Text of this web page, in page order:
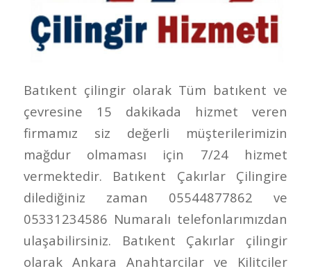
Batıkent çilingir olarak Tüm batıkent ve
çevresine 15 dakikada hizmet veren
firmamız siz değerli müşterilerimizin
mağdur olmaması için 7/24 hizmet
vermektedir. Batıkent Çakırlar Çilingire
dilediğiniz zaman 05544877862 ve
05331234586 Numaralı telefonlarımızdan
ulaşabilirsiniz. Batıkent Çakırlar çilingir
olarak Ankara Anahtarcilar ve Kilitciler